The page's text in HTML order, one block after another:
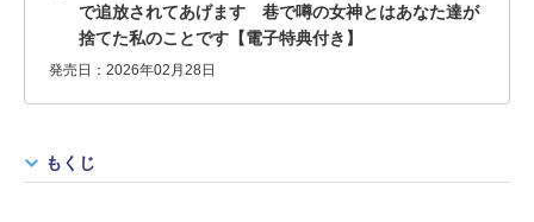
で追放されてあげます 巷で噂の女神とはあなた達が
捨てた私のことです【電子特典付き】
発売日：2026年02月28日
もくじ